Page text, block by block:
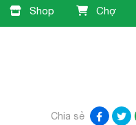
Shop Chợ
Chia sẻ